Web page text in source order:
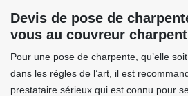
Devis de pose de
vous au couvreur
Pour une pose de charpente, qu’elle
dans les règles de l’art, il est
prestataire sérieux qui est connu pour